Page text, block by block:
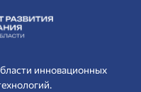
инновационных